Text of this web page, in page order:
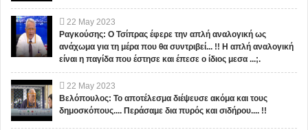
22 May 2023
Ραγκούσης: Ο Τσίπρας έφερε την απλή αναλογική ως
ανάχωμα για τη μέρα που θα συντριβεί... !! Η απλή αναλογική
είναι η παγίδα που έστησε και έπεσε ο ίδιος μεσα ...;.
22 May 2023
Βελόπουλος: Το αποτέλεσμα διέψευσε ακόμα και τους
δημοσκόπους.... Περάσαμε δια πυρός και σιδήρου.... !!